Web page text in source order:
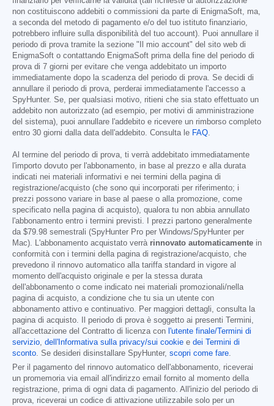
non costituiscono addebiti o commissioni da parte di EnigmaSoft, ma,
a seconda del metodo di pagamento e/o del tuo istituto finanziario,
potrebbero influire sulla disponibilità del tuo account). Puoi annullare il
periodo di prova tramite la sezione "Il mio account" del sito web di
EnigmaSoft o contattando EnigmaSoft prima della fine del periodo di
prova di 7 giorni per evitare che venga addebitato un importo
immediatamente dopo la scadenza del periodo di prova. Se decidi di
annullare il periodo di prova, perderai immediatamente l'accesso a
SpyHunter. Se, per qualsiasi motivo, ritieni che sia stato effettuato un
addebito non autorizzato (ad esempio, per motivi di amministrazione
del sistema), puoi annullare l'addebito e ricevere un rimborso completo
entro 30 giorni dalla data dell'addebito. Consulta le FAQ.
Al termine del periodo di prova, ti verrà addebitato immediatamente
l'importo dovuto per l'abbonamento, in base al prezzo e alla durata
indicati nei materiali informativi e nei termini della pagina di
registrazione/acquisto (che sono qui incorporati per riferimento; i
prezzi possono variare in base al paese o alla promozione, come
specificato nella pagina di acquisto), qualora tu non abbia annullato
l'abbonamento entro i termini previsti. I prezzi partono generalmente
da $79.98 semestrali (SpyHunter Pro per Windows/SpyHunter per
Mac). L'abbonamento acquistato verrà rinnovato automaticamente in
conformità con i termini della pagina di registrazione/acquisto, che
prevedono il rinnovo automatico alla tariffa standard in vigore al
momento dell'acquisto originale e per la stessa durata
dell'abbonamento o come indicato nei materiali promozionali/nella
pagina di acquisto, a condizione che tu sia un utente con
abbonamento attivo e continuativo. Per maggiori dettagli, consulta la
pagina di acquisto. Il periodo di prova è soggetto ai presenti Termini,
all'accettazione del Contratto di licenza con l'utente finale/Termini di
servizio, dell'Informativa sulla privacy/sui cookie e dei Termini di
sconto. Se desideri disinstallare SpyHunter, scopri come fare.
Per il pagamento del rinnovo automatico dell'abbonamento, riceverai
un promemoria via email all'indirizzo email fornito al momento della
registrazione, prima di ogni data di pagamento. All'inizio del periodo di
prova, riceverai un codice di attivazione utilizzabile solo per un